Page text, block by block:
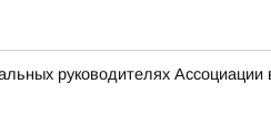
руководителях